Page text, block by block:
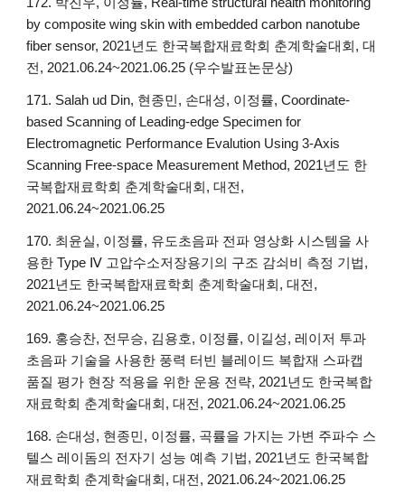
by composite wing skin with embedded carbon nanotube
fiber sensor, 2021년도 한국복합재료학회 춘계학술대회, 대
전, 2021.06.24~2021.06.25 (우수발표논문상)
171. Salah ud Din, 현종민, 손대성, 이정률, Coordinate-
based Scanning of Leading-edge Specimen for
Electromagnetic Performance Evalution Using 3-Axis
Scanning Free-space Measurement Method, 2021년도 한
국복합재료학회 춘계학술대회, 대전,
2021.06.24~2021.06.25
170. 최윤실, 이정률, 유도초음파 전파 영상화 시스템을 사
용한 Type Ⅳ 고압수소저장용기의 구조 감쇠비 측정 기법,
2021년도 한국복합재료학회 춘계학술대회, 대전,
2021.06.24~2021.06.25
169. 홍승찬, 전무승, 김용호, 이정률, 이길성, 레이저 투과
초음파 기술을 사용한 풍력 터빈 블레이드 복합재 스파캡
품질 평가 현장 적용을 위한 운용 전략, 2021년도 한국복합
재료학회 춘계학술대회, 대전, 2021.06.24~2021.06.25
168. 손대성, 현종민, 이정률, 곡률을 가지는 가변 주파수 스
텔스 레이돔의 전자기 성능 예측 기법, 2021년도 한국복합
재료학회 춘계학술대회, 대전, 2021.06.24~2021.06.25